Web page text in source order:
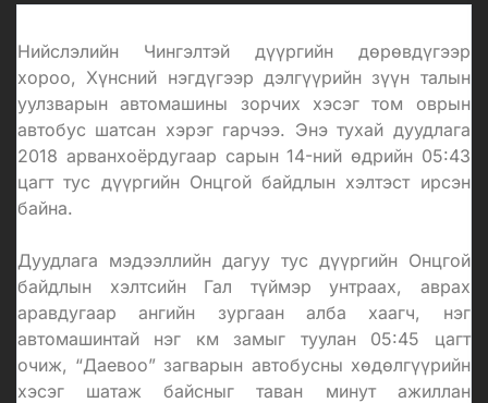
Нийслэлийн Чингэлтэй дүүргийн дөрөвдүгээр
хороо, Хүнсний нэгдүгээр дэлгүүрийн зүүн талын
уулзварын автомашины зорчих хэсэг том оврын
автобус шатсан хэрэг гарчээ. Энэ тухай дуудлага
2018 арванхоёрдугаар сарын 14-ний өдрийн 05:43
цагт тус дүүргийн Онцгой байдлын хэлтэст ирсэн
байна.
Дуудлага мэдээллийн дагуу тус дүүргийн Онцгой
байдлын хэлтсийн Гал түймэр унтраах, аврах
аравдугаар ангийн зургаан алба хаагч, нэг
автомашинтай нэг км замыг туулан 05:45 цагт
очиж, “Даевоо” загварын автобусны хөдөлгүүрийн
хэсэг шатаж байсныг таван минут ажиллан